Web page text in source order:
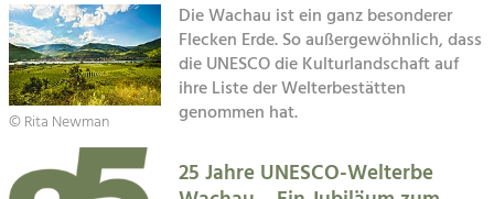
Projects
Kirchen am Fluss
Impressum
Agriculture & Forestry
Managing and Caring for the Cultural
Landscape.
Tourism
Offer Development and Positioning
© Rita Newman
Die Wachau ist ein ganz besonderer
Flecken Erde. So außergewöhnlich, dass
die UNESCO die Kulturlandschaft auf
ihre Liste der Welterbestätten
genommen hat.
25 Jahre UNESCO-Welterbe